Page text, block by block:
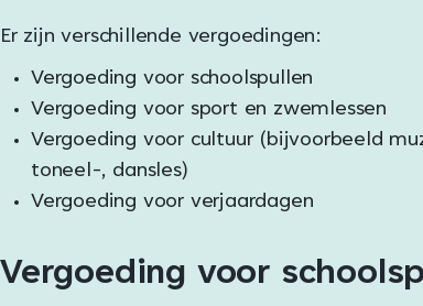
Er zijn verschillende vergoedingen:
Vergoeding voor schoolspullen
Vergoeding voor sport en zwemlessen
Vergoeding voor cultuur (bijvoorbeeld
toneel-, dansles)
Vergoeding voor verjaardagen
Vergoeding voor